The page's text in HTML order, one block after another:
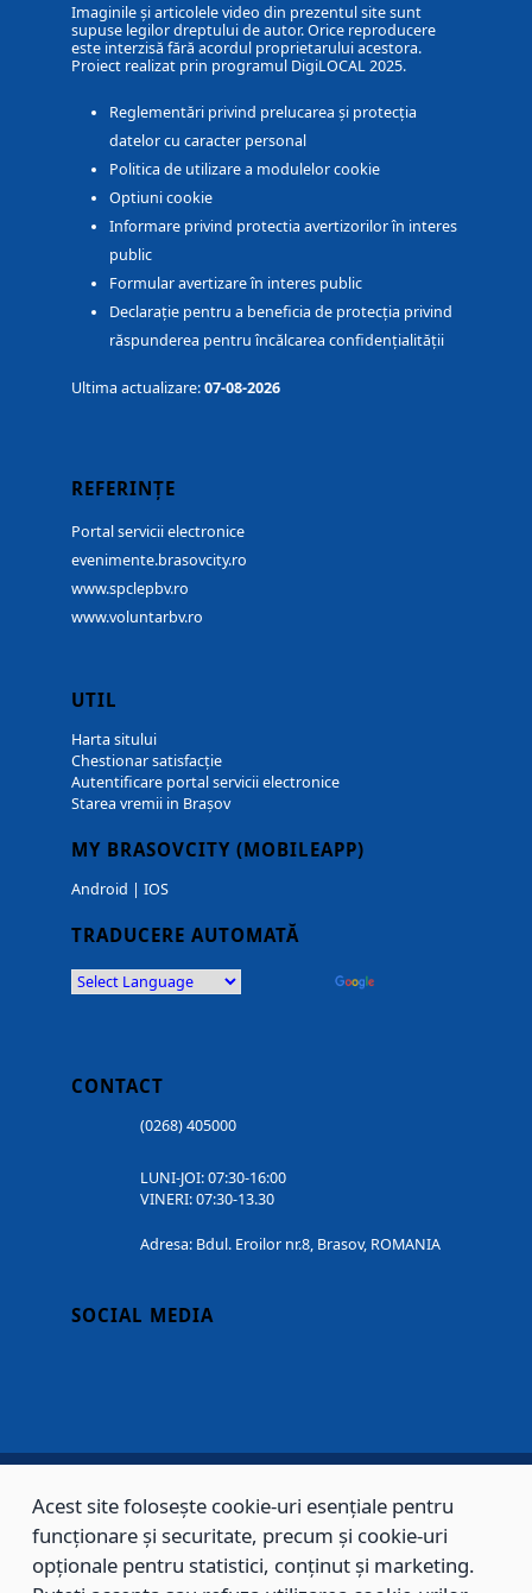
Imaginile și articolele video din prezentul site sunt
supuse legilor dreptului de autor. Orice reproducere
este interzisă fără acordul proprietarului acestora.
Proiect realizat prin programul DigiLOCAL 2025.
Reglementări privind prelucarea și protecția
datelor cu caracter personal
Politica de utilizare a modulelor cookie
Optiuni cookie
Informare privind protectia avertizorilor în interes
public
Formular avertizare în interes public
Declarație pentru a beneficia de protecția privind
răspunderea pentru încălcarea confidențialității
Ultima actualizare:07-08-2026
REFERINȚE
Portal servicii electronice
evenimente.brasovcity.ro
www.spclepbv.ro
www.voluntarbv.ro
UTIL
Harta sitului
Chestionar satisfacție
Autentificare portal servicii electronice
Starea vremii in Brașov
MY BRASOVCITY (MOBILEAPP)
Android | IOS
TRADUCERE AUTOMATĂ
CONTACT
(0268) 405000
LUNI-JOI: 07:30-16:00
VINERI: 07:30-13.30
Adresa: Bdul. Eroilor nr.8, Brasov, ROMANIA
SOCIAL MEDIA
Copyright © 2002 - 2026 - PRIMĂRIA MUNICIPIULUI BRAȘOV, toate drepturile
rezervate.
Acest site folosește cookie-uri esențiale pentru
funcționare și securitate, precum și cookie-uri
opționale pentru statistici, conținut și marketing.